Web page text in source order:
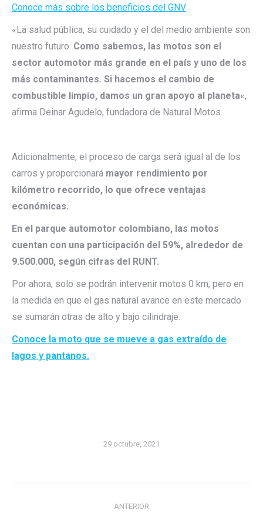
Conoce más sobre los beneficios del GNV
«La salud pública, su cuidado y el del medio ambiente son
nuestro futuro. Como sabemos, las motos son el
sector automotor más grande en el país y uno de los
más contaminantes. Si hacemos el cambio de
combustible limpio, damos un gran apoyo al planeta«,
afirma Deinar Agudelo, fundadora de Natural Motos.
Adicionalmente, el proceso de carga será igual al de los
carros y proporcionará mayor rendimiento por
kilómetro recorrido, lo que ofrece ventajas
económicas.
En el parque automotor colombiano, las motos
cuentan con una participación del 59%, alrededor de
9.500.000, según cifras del RUNT.
Por ahora, solo se podrán intervenir motos 0 km, pero en
la medida en que el gas natural avance en este mercado
se sumarán otras de alto y bajo cilindraje.
Conoce la moto que se mueve a gas extraído de
lagos y pantanos.
29 octubre, 2021
ANTERIOR